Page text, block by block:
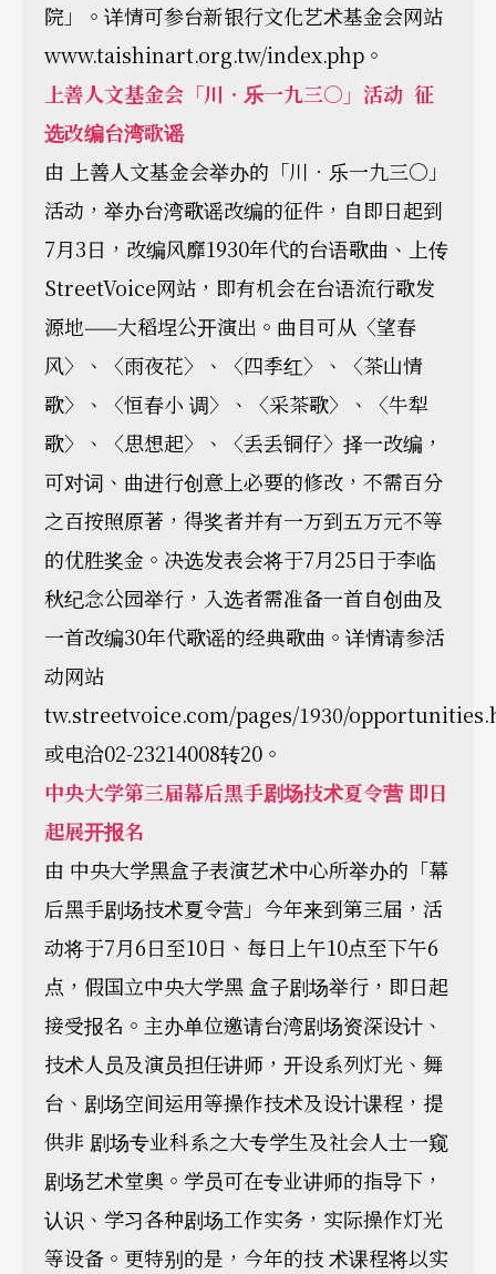
院」。详情可参台新银行文化艺术基金会网站
www.taishinart.org.tw/index.php。
上善人文基金会「川．乐一九三○」活动 征
选改编台湾歌谣
由 上善人文基金会举办的「川．乐一九三○」
活动，举办台湾歌谣改编的征件，自即日起到
7月3日，改编风靡1930年代的台语歌曲、上传
StreetVoice网站，即有机会在台语流行歌发
源地——大稻埕公开演出。曲目可从〈望春
风〉、〈雨夜花〉、〈四季红〉、〈茶山情
歌〉、〈恒春小 调〉、〈采茶歌〉、〈牛犁
歌〉、〈思想起〉、〈丢丢铜仔〉择一改编，
可对词、曲进行创意上必要的修改，不需百分
之百按照原著，得奖者并有一万到五万元不等
的优胜奖金。决选发表会将于7月25日于李临
秋纪念公园举行，入选者需准备一首自创曲及
一首改编30年代歌谣的经典歌曲。详情请参活
动网站
tw.streetvoice.com/pages/1930/
或电洽02-23214008转20。
中央大学第三届幕后黑手剧场技术夏令营 即日
起展开报名
由 中央大学黑盒子表演艺术中心所举办的「幕
后黑手剧场技术夏令营」今年来到第三届，活
动将于7月6日至10日、每日上午10点至下午6
点，假国立中央大学黑 盒子剧场举行，即日起
接受报名。主办单位邀请台湾剧场资深设计、
技术人员及演员担任讲师，开设系列灯光、舞
台、剧场空间运用等操作技术及设计课程，提
供非 剧场专业科系之大专学生及社会人士一窥
剧场艺术堂奥。学员可在专业讲师的指导下，
认识、学习各种剧场工作实务，实际操作灯光
等设备。更特别的是，今年的技 术课程将以实